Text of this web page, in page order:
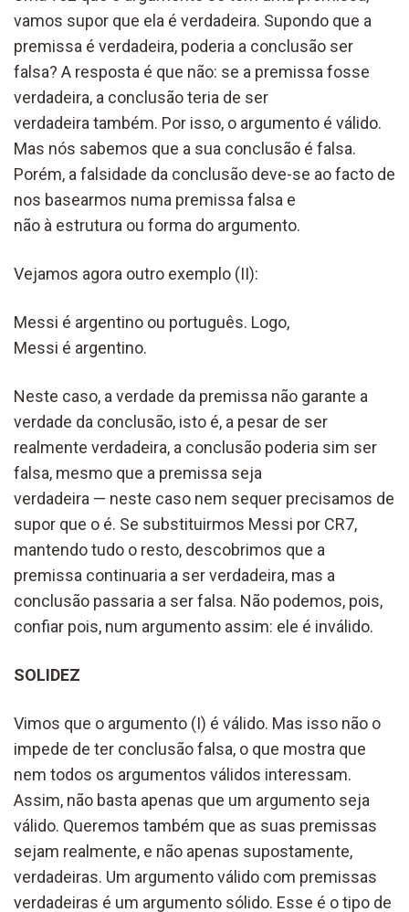
vamos supor que ela é verdadeira. Supondo que a
premissa é verdadeira, poderia a conclusão ser
falsa? A resposta é que não: se a premissa fosse
verdadeira, a conclusão teria de ser
verdadeira também. Por isso, o argumento é válido.
Mas nós sabemos que a sua conclusão é falsa.
Porém, a falsidade da conclusão deve-se ao facto de
nos basearmos numa premissa falsa e
não à estrutura ou forma do argumento.
Vejamos agora outro exemplo (II):
Messi é argentino ou português. Logo,
Messi é argentino.
Neste caso, a verdade da premissa não garante a
verdade da conclusão, isto é, a pesar de ser
realmente verdadeira, a conclusão poderia sim ser
falsa, mesmo que a premissa seja
verdadeira — neste caso nem sequer precisamos de
supor que o é. Se substituirmos Messi por CR7,
mantendo tudo o resto, descobrimos que a
premissa continuaria a ser verdadeira, mas a
conclusão passaria a ser falsa. Não podemos, pois,
confiar pois, num argumento assim: ele é inválido.
SOLIDEZ
Vimos que o argumento (I) é válido. Mas isso não o
impede de ter conclusão falsa, o que mostra que
nem todos os argumentos válidos interessam.
Assim, não basta apenas que um argumento seja
válido. Queremos também que as suas premissas
sejam realmente, e não apenas supostamente,
verdadeiras. Um argumento válido com premissas
verdadeiras é um argumento sólido. Esse é o tipo de